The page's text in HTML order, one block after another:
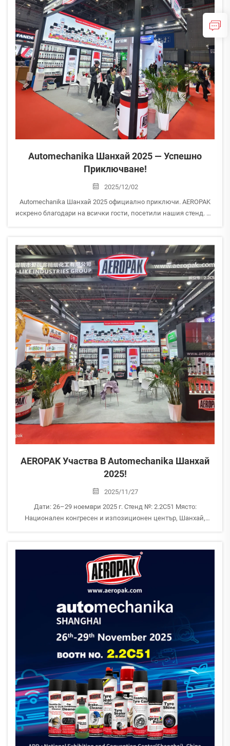
Automechanika Шанхай 2025 — Успешно
Приключване!
2025/12/02
Automechanika Шанхай 2025 официално приключи. AEROPAK
искрено благодари на всички гости, посетили нашия стенд. По
поддръжка...
AEROPAK Участва В Automechanika Шанхай
2025!
2025/11/27
Дати: 26–29 ноември 2025 г. Стенд №: 2.2C51 Място:
Национален конгресен и изпозиционен център, Шанхай,
свържете с нашия екип. Виждаме се на нашия стенд!